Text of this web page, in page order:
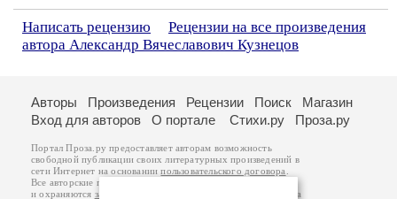
Написать рецензию
Рецензии на все произведения
автора Александр Вячеславович Кузнецов
Авторы Произведения Рецензии Поиск
Магазин
Вход для авторов
О портале Стихи.ру Проза.ру
Портал Проза.ру предоставляет авторам возможность
свободной публикации своих литературных произведений в
сети Интернет на основаниипользовательского договора
Все авторские права на произведения принадлежат авторам
и охраняются законом . Перепечатка произведений возможна